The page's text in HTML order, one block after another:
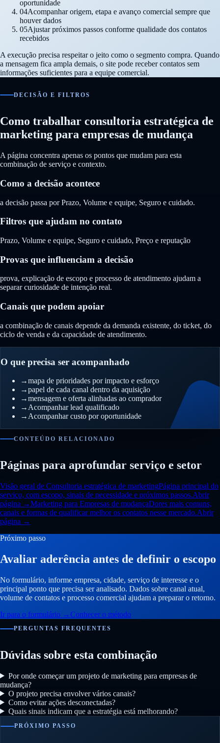
oportunidade
04Acompanhar origem, etapa e avanço comercial sempre que
houver dados
05Ajustar próximos passos conforme qualidade dos contatos
recebidos
A execução precisa respeitar o jeito como o segmento compra. Quando
a mensagem fica ampla demais, o site pode receber contatos sem
informações suficientes para a equipe comercial.
DECISÃO E FILTROS
Como trabalhar consultoria estratégica de
marketing para empresas de mudança
A página concentra apenas os pontos que mudam para esta
combinação de serviço e contexto.
Como a decisão acontece
a decisão passa por Prazo, Volume e equipe, Seguro e cuidado.
Filtros que ajudam no contato
Prazo, Volume e equipe, Seguro e cuidado, Preço e reputação
Provas que influenciam a decisão
prova, explicação de escopo e processo de atendimento ajudam a
separar curiosidade de intenção real.
Canais que podem apoiar
a combinação de canais depende da demanda existente, do ticket, do
ciclo de venda e da capacidade de atendimento.
O que precisa ser acompanhado
→mapa de prioridades por impacto e esforço
→papel de cada canal dentro da aquisição
→mensagem e oferta alinhadas ao comprador
→ Acompanhar lead qualificado
→ Acompanhar custo por oportunidade
CONTEÚDO RELACIONADO
Páginas para aprofundar serviço e setor
Visão geral de Consultoria estratégica de marketingPágina principal do
serviço, com escopo, sinais de necessidade e próximos passos.Abrir
página →Marketing para Empresas de mudançaDores mais comuns,
canais e formas de qualificar melhor os contatos nesse mercado.Abrir
página →
Próximo passo
Avaliar aderência antes de definir o escopo
No formulário, informe empresa, cidade, serviço de interesse e o
principal ponto que precisa ser analisado. Dados sobre canal atual,
volume de contatos e processo comercial ajudam a preparar o retorno.
Ir para o formulário →Conhecer o método
PERGUNTAS FREQUENTES
Dúvidas sobre esta combinação
Por onde começar um projeto de marketing para empresas de
mudança?
O projeto precisa envolver vários canais?
Como evitar ações desconectadas?
Quais sinais indicam que a estratégia está melhorando?
PRÓXIMO PASSO